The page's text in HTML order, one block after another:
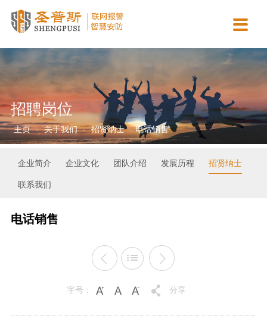
主营业务
智慧消防运营服务
AI视觉检测服务
智慧安防运营服务
智慧用电运营服务
保安派遣服务
智慧城市
智慧医疗
智慧校园
智慧金融
智慧司法
智慧公安
智慧交通
智慧市政
新闻动态
行业动态
公司新闻
常见问答
合作案例
政府机关
商业连锁
园区工厂
平安校园
资质认证
营业执照
资质证书
协会认证
专利软著
关于我们
公司简介
企业文化
团队介绍
发展历程
招贤纳士
联系我们

招聘岗位
主页 - 关于我们 - 招贤纳士 - 电话销售
企业简介 企业文化 团队介绍 发展历程
招贤纳士
联系我们
电话销售
字号： 分享